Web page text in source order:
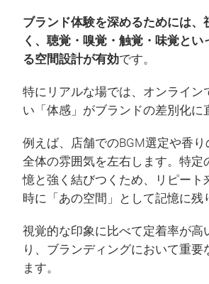
ブランド体験を深めるためには、
く、聴覚・嗅覚・触覚・味覚とい
る空間設計が有効です。
特にリアルな場では、オンライン
い「体感」がブランドの差別化に
例えば、店舗でのBGM選定や香り
全体の雰囲気を左右します。特定
憶と強く結びつくため、リピート
時に「あの空間」として記憶に残
視覚的な印象に比べて定着率が高
り、ブランディングにおいて重要
ます。